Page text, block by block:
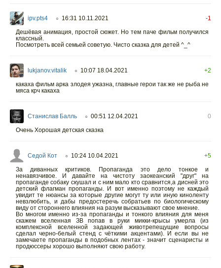
ipv.pts4 ○ 16:31 10.11.2021
-1
Дешёвая анимация, простой сюжет. Но тем паче фильм получился
классный.
Посмотреть всей семьей советую. Чисто сказка для детей ^_^
lukjanov.vitalik ○ 10:07 18.04.2021
+2
какаха фильм арка злодея ужазна, главные герои так же не рыба не
мяса крч какаха
Станислав Балль ○ 00:51 12.04.2021
0
Очень Хорошая детская сказка
Седой Кот ○ 10:24 10.04.2021
+5
За диванных критиков. Пропаганда это дело тонкое и
ненавязчивое. И давайте на чистоту заокеанский "друг" на
пропаганде собаку скушал и с ним мало кто сравнится,а дисней это
детский флагман пропаганды. И вот именно поэтому не каждый
увидит те нюансы за которые другие могут ту или иную киноленту
невзлюбить, и дабы предостеречь собратьев по биологическому
виду от стороннего влияния на разум высказывают свое мнение.
Во многом именно из-за пропаганды и тонкого влияния для меня
скажем вселенная ЗВ попав в руки микки-крысы умерла (из
комплексной вселенной задающей животрепещущие вопросы
сделал черно-белый стенд с чёткими акцентами). И если вы не
замечаете пропаганды в подобных лентах - значит сценаристы и
продюссеры хорошо выполняют свою работу.